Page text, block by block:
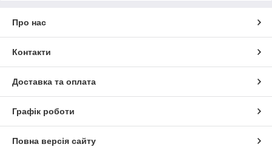
Про нас
Контакти
Доставка та оплата
Графік роботи
Повна версія сайту